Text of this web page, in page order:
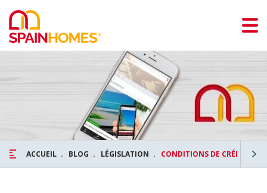
ACCUEIL BLOG LÉGISLATION CONDITIONS DE CRÉDIT EN